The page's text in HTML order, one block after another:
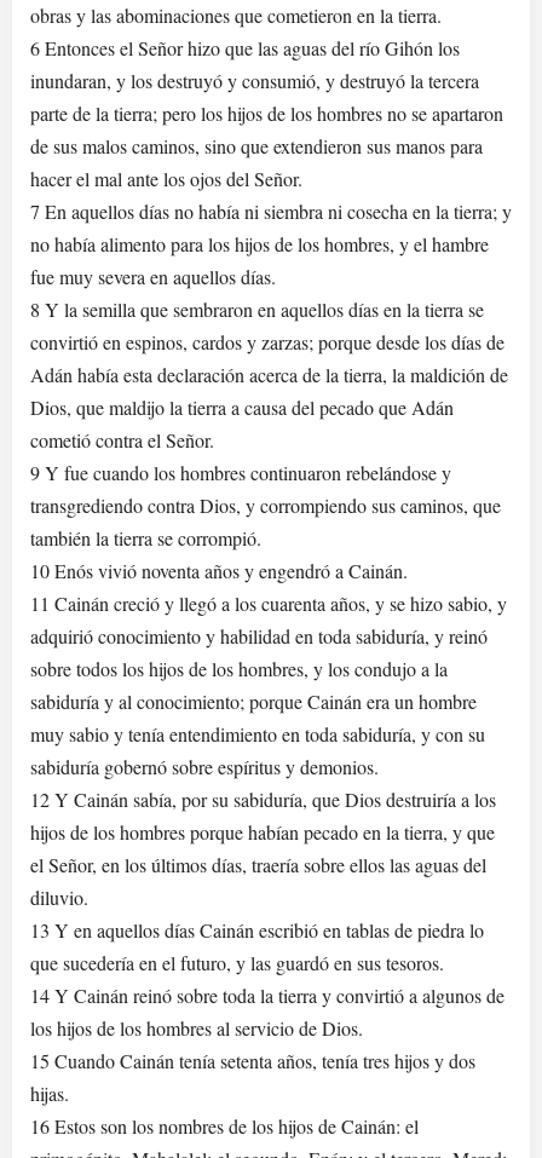
obras y las abominaciones que cometieron en la tierra.
6 Entonces el Señor hizo que las aguas del río Gihón los
inundaran, y los destruyó y consumió, y destruyó la tercera
parte de la tierra; pero los hijos de los hombres no se apartaron
de sus malos caminos, sino que extendieron sus manos para
hacer el mal ante los ojos del Señor.
7 En aquellos días no había ni siembra ni cosecha en la tierra; y
no había alimento para los hijos de los hombres, y el hambre
fue muy severa en aquellos días.
8 Y la semilla que sembraron en aquellos días en la tierra se
convirtió en espinos, cardos y zarzas; porque desde los días de
Adán había esta declaración acerca de la tierra, la maldición de
Dios, que maldijo la tierra a causa del pecado que Adán
cometió contra el Señor.
9 Y fue cuando los hombres continuaron rebelándose y
transgrediendo contra Dios, y corrompiendo sus caminos, que
también la tierra se corrompió.
10 Enós vivió noventa años y engendró a Cainán.
11 Cainán creció y llegó a los cuarenta años, y se hizo sabio, y
adquirió conocimiento y habilidad en toda sabiduría, y reinó
sobre todos los hijos de los hombres, y los condujo a la
sabiduría y al conocimiento; porque Cainán era un hombre
muy sabio y tenía entendimiento en toda sabiduría, y con su
sabiduría gobernó sobre espíritus y demonios.
12 Y Cainán sabía, por su sabiduría, que Dios destruiría a los
hijos de los hombres porque habían pecado en la tierra, y que
el Señor, en los últimos días, traería sobre ellos las aguas del
diluvio.
13 Y en aquellos días Cainán escribió en tablas de piedra lo
que sucedería en el futuro, y las guardó en sus tesoros.
14 Y Cainán reinó sobre toda la tierra y convirtió a algunos de
los hijos de los hombres al servicio de Dios.
15 Cuando Cainán tenía setenta años, tenía tres hijos y dos
hijas.
16 Estos son los nombres de los hijos de Cainán: el